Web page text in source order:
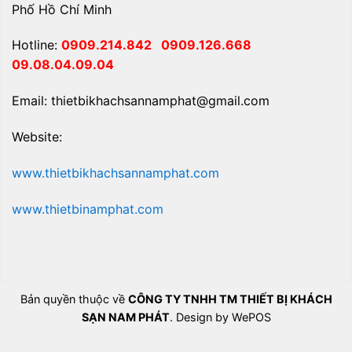
Phố Hồ Chí Minh
Hotline: 0909.214.842 0909.126.668
09.08.04.09.04
Email: thietbikhachsannamphat@gmail.com
Website:
www.thietbikhachsannamphat.com
www.thietbinamphat.com
Bản quyền thuộc về CÔNG TY TNHH TM THIẾT BỊ KHÁCH
SẠN NAM PHÁT. Design by WePOS